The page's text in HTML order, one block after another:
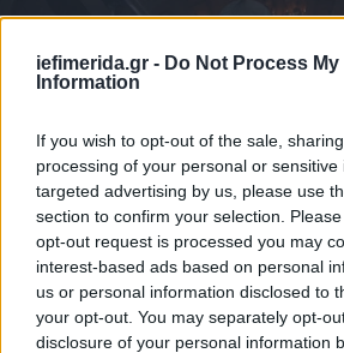
iefimerida.gr - Do Not Process My
Information
If you wish to opt-out of the sale,
processing of your personal or
targeted advertising by us, please use
section to confirm your selection.
opt-out request is processed you may
interest-based ads based on personal
us or personal information disclosed to
your opt-out. You may separately opt-
disclosure of your personal information
ΚΟΣΜΟΣ 09/04/2026 23:06
Ισραήλ: «Κανονικά η Τελετή
λέει το υπουργείο Εξωτερικών